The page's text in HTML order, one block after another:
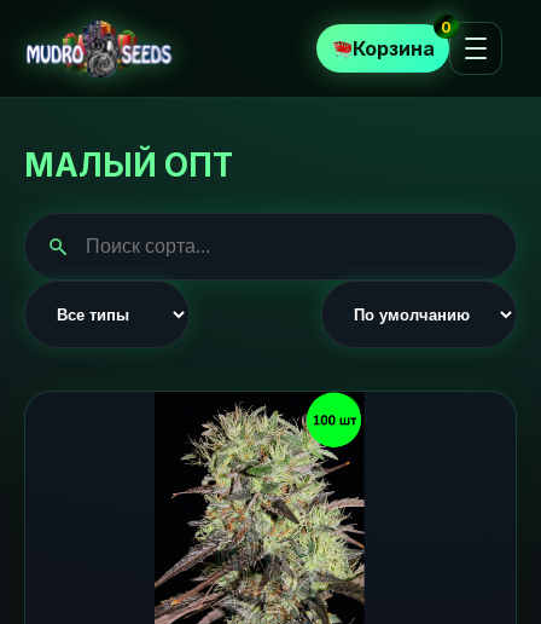
Корзина
0
МАЛЫЙ ОПТ